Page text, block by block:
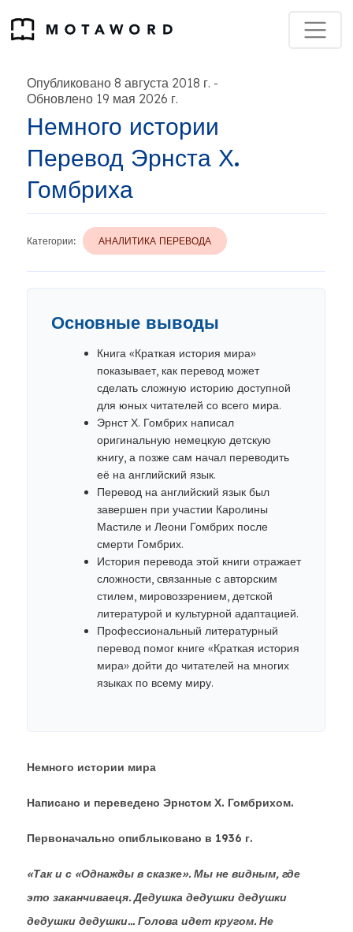
Опубликовано 8 августа 2018 г. -
Обновлено 19 мая 2026 г.
Немного истории
Перевод Эрнста Х.
Гомбриха
Категории: АНАЛИТИКА ПЕРЕВОДА
Основные выводы
Книга «Краткая история мира»
показывает, как перевод может
сделать сложную историю доступной
для юных читателей со всего мира.
Эрнст Х. Гомбрих написал
оригинальную немецкую детскую
книгу, а позже сам начал переводить
её на английский язык.
Перевод на английский язык был
завершен при участии Каролины
Мастиле и Леони Гомбрих после
смерти Гомбрих.
История перевода этой книги отражает
сложности, связанные с авторским
стилем, мировоззрением, детской
литературой и культурной адаптацией.
Профессиональный литературный
перевод помог книге «Краткая история
мира» дойти до читателей на многих
языках по всему миру.
Немного истории мира
Написано и переведено Эрнстом Х. Гомбрихом.
Первоначально опиблыковано в 1936 г.
«Так и с «Однажды в сказке». Мы не видным, где
это заканчиваеця. Дедушка дедушки дедушки
дедушки дедушки... Голова идет кругом. Не